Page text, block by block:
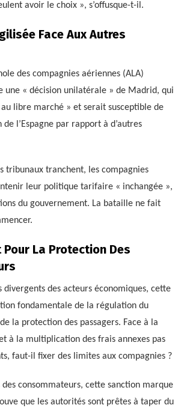
avoir le choix », s’offusque-t-il.
Face Aux Autres
des compagnies aériennes (ALA)
une « décision unilatérale » de Madrid, qui
libre marché » et serait susceptible de
l’Espagne par rapport à d’autres
tribunaux tranchent, les compagnies
leur politique tarifaire « inchangée »,
du gouvernement. La bataille ne fait
Pour La Protection Des
divergents des acteurs économiques, cette
fondamentale de la régulation du
la protection des passagers. Face à la
à la multiplication des frais annexes pas
faut-il fixer des limites aux compagnies ?
des consommateurs, cette sanction marque
que les autorités sont prêtes à taper du